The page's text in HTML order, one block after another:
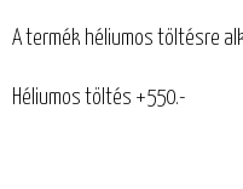
A termék héliumos töltésre
Héliumos töltés +550.-